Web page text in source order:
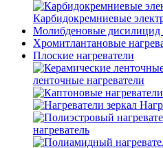
Карбидокремниевые
Молибденовые дисилицид
Хромитлантановые
Плоские нагреватели
ленточные нагреватели
нагреватель